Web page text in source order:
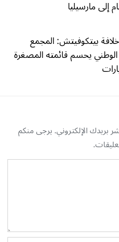
إلى مارسيليا
بيتكوفيتش: المجمع
الوطني يحسم قائمته المصغرة
بريدك الإلكتروني. يرجى منكم